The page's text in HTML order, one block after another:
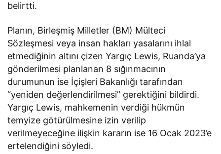
belirtti.
Planın, Birleşmiş Milletler (BM) Mülteci
Sözleşmesi veya insan hakları yasalarını ihlal
etmediğinin altını çizen Yargıç Lewis, Ruanda’ya
gönderilmesi planlanan 8 sığınmacının
durumunun ise İçişleri Bakanlığı tarafından
“yeniden değerlendirilmesi” gerektiğini bildirdi.
Yargıç Lewis, mahkemenin verdiği hükmün
temyize götürülmesine izin verilip
verilmeyeceğine ilişkin kararın ise 16 Ocak 2023’e
ertelendiğini söyledi.